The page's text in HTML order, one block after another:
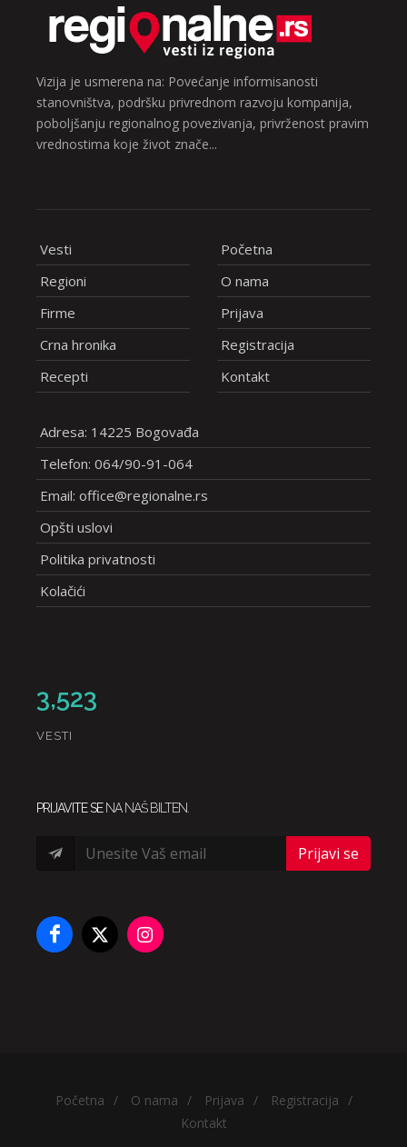
Vizija je usmerena na: Povećanje informisanosti
stanovništva, podršku privrednom razvoju kompanija,
poboljšanju regionalnog povezivanja, privrženost pravim
vrednostima koje život znače...
Vesti
Regioni
Firme
Crna hronika
Recepti
Početna
O nama
Prijava
Registracija
Kontakt
Adresa: 14225 Bogovađa
Telefon: 064/90-91-064
Email: office@regionalne.rs
Opšti uslovi
Politika privatnosti
Kolačići
3,523
VESTI
PRIJAVITE SENA NAŠ BILTEN.
Prijavi se
Početna / O nama / Prijava / Registracija /
Kontakt